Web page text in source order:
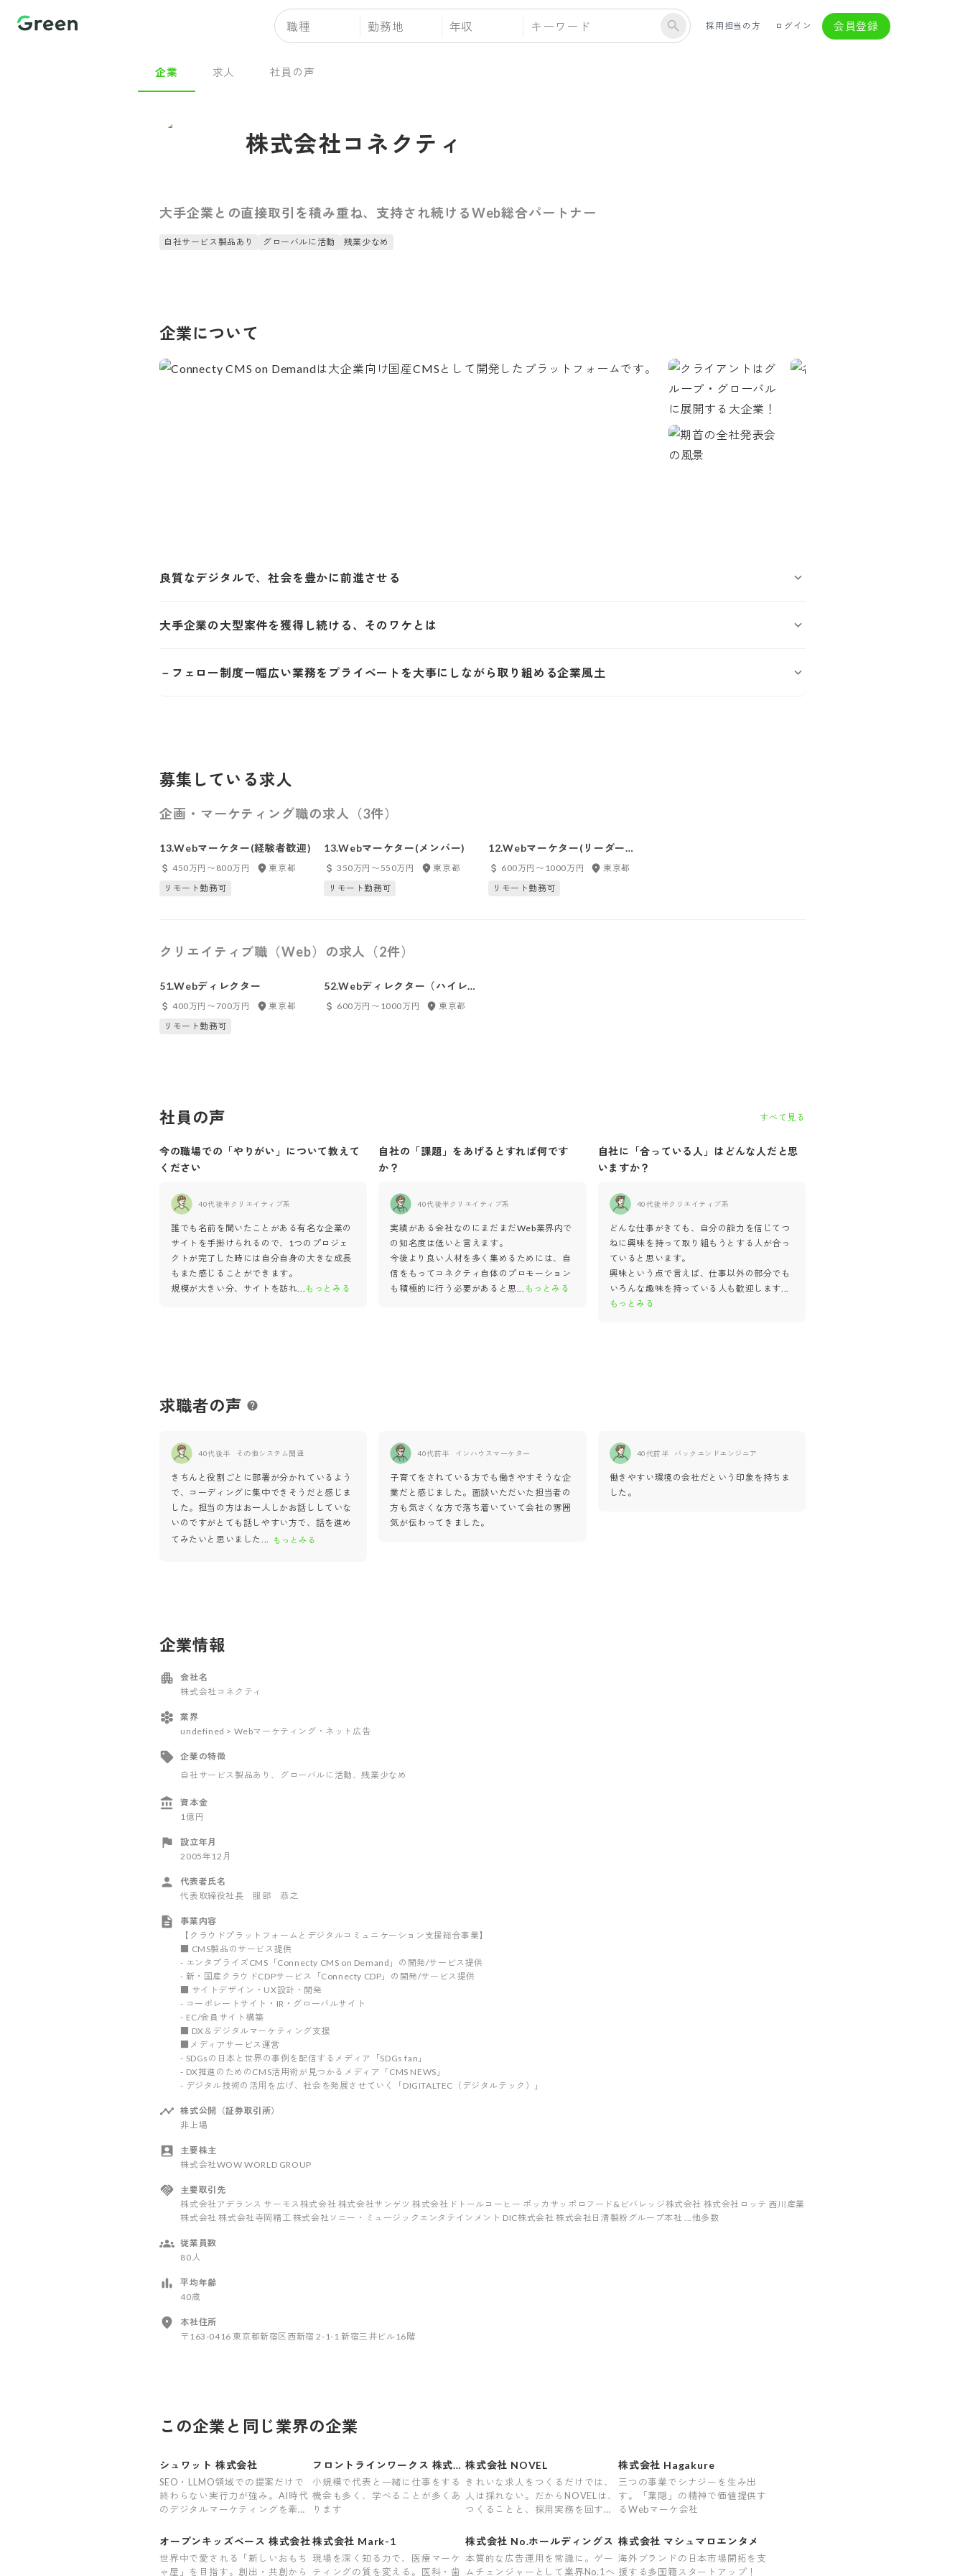
職種 勤務地 年収 採用担当の方 ログイン 会員登録
企業 求人 社員の声
株式会社コネクティ
大手企業との直接取引を積み重ね、支持され続けるWeb総合パートナー
自社サービス製品あり グローバルに活動 残業少なめ
企業について
良質なデジタルで、社会を豊かに前進させる
大手企業の大型案件を獲得し続ける、そのワケとは
－フェロー制度ー幅広い業務をプライベートを大事にしながら取り組める企業風土
募集している求人
企画・マーケティング職の求人（3件）
13.Webマーケター(経験者歓迎)
450万円〜800万円
東京都
リモート勤務可
13.Webマーケター(メンバー)
350万円〜550万円
東京都
リモート勤務可
12.Webマーケター(リーダー候
補) 600万円〜1000万円
東京都
リモート勤務可
クリエイティブ職（Web）の求人（2件）
51.Webディレクター
400万円〜700万円
東京都
リモート勤務可
52.Webディレクター（ハイレ
イヤー）
600万円〜1000万円 東京都
社員の声 すべて見る
今の職場での「やりがい」について教えて
ください
40代後半 クリエイティブ系
誰でも名前を聞いたことがある有名な企業の
サイトを手掛けられるので、1つのプロジェ
クトが完了した時には自分自身の大きな成長
もまた感じることができます。
規模が大きい分、サイトを訪れ...もっとみる
自社の「課題」をあげるとすれば何です
か？
40代後半 クリエイティブ系
実績がある会社なのにまだまだWeb業界内で
の知名度は低いと言えます。
今後より良い人材を多く集めるためには、自
信をもってコネクティ自体のプロモーション
も積極的に行う必要があると思... もっとみる
自社に「合っている人」はどんな人だと思
いますか？
40代後半クリエイティブ系
どんな仕事がきても、自分の能力を信じてつ
ねに興味を持って取り組もうとする人が合っ
ていると思います。
興味という点で言えば、仕事以外の部分でも
いろんな趣味を持っている人も歓迎します...
もっとみる
求職者の声
40代後半 その他システム関連
きちんと役割ごとに部署が分かれているよう
で、コーディングに集中できそうだと感じま
した。担当の方はお一人しかお話ししていな
いのですがとても話しやすい方で、話を進め
てみたいと思いました... もっとみる
40代前半 インハウスマーケター
子育てをされている方でも働きやすそうな企
業だと感じました。面談いただいた担当者の
方も気さくな方で落ち着いていて会社の雰囲
気が伝わってきました。
40代前半 バックエンドエンジニア
働きやすい環境の会社だという印象を持ちま
した。
企業情報
会社名
株式会社コネクティ
業界
undefined > Webマーケティング・ネット広告
企業の特徴
自社サービス製品あり 、グローバルに活動 、残業少なめ
資本金
1億円
設立年月
2005年12月
代表者氏名
代表取締役社長 服部 恭之
事業内容
【クラウドプラットフォームとデジタルコミュニケーション支援総合事業】
■ CMS製品のサービス提供
- エンタプライズCMS「Connecty CMS on Demand」の開発/サービス提供
- 新・国産クラウドCDPサービス「Connecty CDP」の開発/サービス提供
■ サイトデザイン・UX設計・開発
- コーポレートサイト・IR・グローバルサイト
- EC/会員サイト構築
■ DX＆デジタルマーケティング支援
■メディアサービス運営
- SDGsの日本と世界の事例を配信するメディア「SDGs fan」
- DX推進のためのCMS活用術が見つかるメディア「CMS NEWS」
- デジタル技術の活用を広げ、社会を発展させていく「DIGITALTEC（デジタルテック）」
株式公開（証券取引所）
非上場
主要株主
株式会社WOW WORLD GROUP
主要取引先
株式会社アデランス サーモス株式会社 株式会社サンゲツ 株式会社ドトールコーヒー ポッカサッポロフード&ビバレッジ株式会社 株式会社ロッテ 西川産業
株式会社 株式会社寺岡精工 株式会社ソニー・ミュージックエンタテインメント DIC株式会社 株式会社日清製粉グループ本社 ...他多数
従業員数
80人
平均年齢
40歳
本社住所
〒163-0416 東京都新宿区西新宿 2-1-1 新宿三井ビル16階
この企業と同じ業界の企業
シュワット 株式会社
SEO・LLMO領域での提案だけで
終わらない実行力が強み。AI時代
のデジタルマーケティングを牽引
フロントラインワークス 株式会
社
小規模で代表と一緒に仕事をする
機会も多く、学べることが多くあ
ります
株式会社 NOVEL
きれいな求人をつくるだけでは、
人は採れない。だからNOVELは、
つくることと、採用実務を回すこ
株式会社 Hagakure
三つの事業でシナジーを生み出
す。「葉隠」の精神で価値提供す
るWebマーケ会社
オープンキッズベース 株式会社
世界中で愛される「新しいおもち
ゃ屋」を目指す。創出・共創から
株式会社 Mark-1
現場を深く知る力で、医療マーケ
ティングの質を変える。医科・歯
株式会社 No.ホールディングス
本質的な広告運用を常識に。ゲー
ムチェンジャーとして業界No.1へ
株式会社 マシュマロエンタメ
海外ブランドの日本市場開拓を支
援する多国籍スタートアップ！